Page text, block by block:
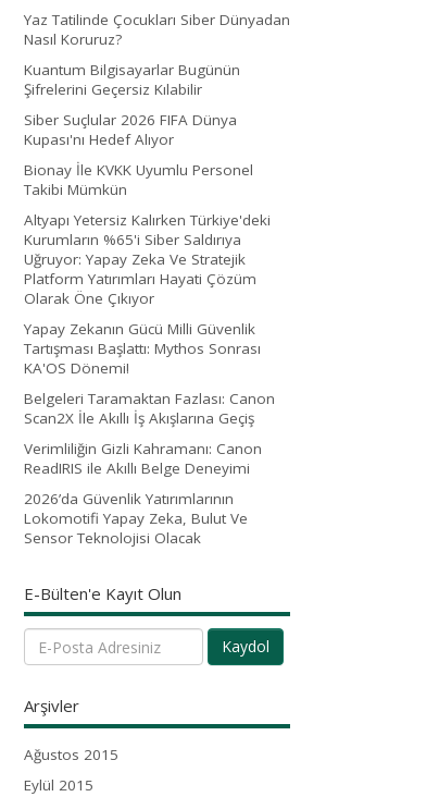
Yaz Tatilinde Çocukları Siber Dünyadan
Nasıl Koruruz?
Kuantum Bilgisayarlar Bugünün
Şifrelerini Geçersiz Kılabilir
Siber Suçlular 2026 FIFA Dünya
Kupası'nı Hedef Alıyor
Bionay İle KVKK Uyumlu Personel
Takibi Mümkün
Altyapı Yetersiz Kalırken Türkiye'deki
Kurumların %65'i Siber Saldırıya
Uğruyor: Yapay Zeka Ve Stratejik
Platform Yatırımları Hayati Çözüm
Olarak Öne Çıkıyor
Yapay Zekanın Gücü Milli Güvenlik
Tartışması Başlattı: Mythos Sonrası
KA'OS Dönemi!
Belgeleri Taramaktan Fazlası: Canon
Scan2X İle Akıllı İş Akışlarına Geçiş
Verimliliğin Gizli Kahramanı: Canon
ReadIRIS ile Akıllı Belge Deneyimi
2026’da Güvenlik Yatırımlarının
Lokomotifi Yapay Zeka, Bulut Ve
Sensor Teknolojisi Olacak
E-Bülten'e Kayıt Olun
Kaydol
Arşivler
Ağustos 2015
Eylül 2015